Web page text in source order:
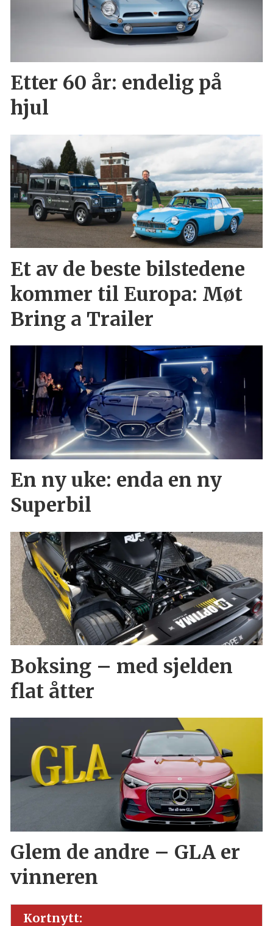
Etter 60 år: endelig på
hjul
Et av de beste bilstedene
kommer til Europa: Møt
Bring a Trailer
En ny uke: enda en ny
Superbil
Boksing – med sjelden
flat åtter
Glem de andre – GLA er
vinneren
Kortnytt: